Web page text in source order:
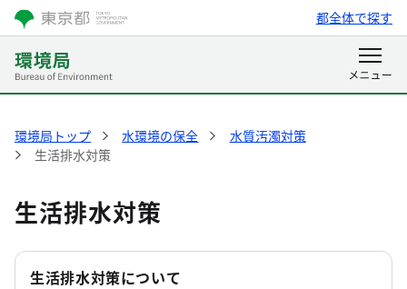
都全体で探す
環境局トップ 水環境の保全
水質汚濁対策
生活排水対策
生活排水対策
生活排水対策について